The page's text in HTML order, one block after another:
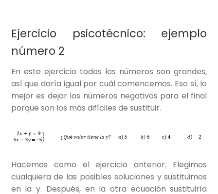
Ejercicio psicotécnico: ejemplo
número 2
En este ejercicio todos los números son grandes,
así que daría igual por cuál comencemos. Eso sí, lo
mejor es dejar los números negativos para el final
porque son los más difíciles de sustituir.
Hacemos como el ejercicio anterior. Elegimos
cualquiera de las posibles soluciones y sustituimos
en la y. Después, en la otra ecuación sustituiría